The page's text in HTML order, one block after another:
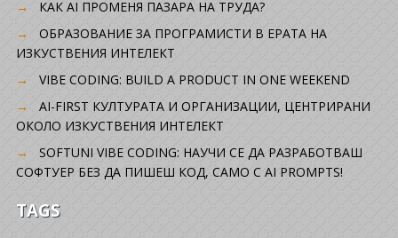
КАК AI ПРОМЕНЯ ПАЗАРА НА ТРУДА?
ОБРАЗОВАНИЕ ЗА ПРОГРАМИСТИ В ЕРАТА НА
ИЗКУСТВЕНИЯ ИНТЕЛЕКТ
VIBE CODING: BUILD A PRODUCT IN ONE WEEKEND
AI-FIRST КУЛТУРАТА И ОРГАНИЗАЦИИ, ЦЕНТРИРАНИ
ОКОЛО ИЗКУСТВЕНИЯ ИНТЕЛЕКТ
SOFTUNI VIBE CODING: НАУЧИ СЕ ДА РАЗРАБОТВАШ
СОФТУЕР БЕЗ ДА ПИШЕШ КОД, САМО С AI PROMPTS!
TAGS